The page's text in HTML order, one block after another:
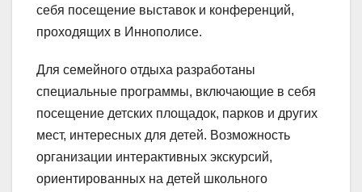
себя посещение выставок и конференций,
проходящих в Иннополисе.
Для семейного отдыха разработаны
специальные программы, включающие в себя
посещение детских площадок, парков и других
мест, интересных для детей. Возможность
организации интерактивных экскурсий,
ориентированных на детей школьного